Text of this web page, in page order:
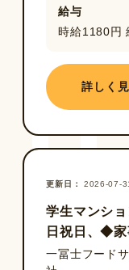
給与
時給1180円
詳しく
更新日 2026-07-
学生マンシ
日祝日、◆
一冨士フード